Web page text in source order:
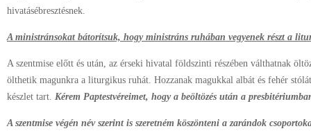
hivatásébresztésnek.
A ministránsokat bátorítsuk, hogy ministráns ruhában vegyenek részt a
A szentmise előtt és után, az érseki hivatal földszinti részében válthatnak
ölthetik magunkra a liturgikus ruhát. Hozzanak magukkal albát és fehér
készlet tart. Kérem Paptestvéreimet, hogy a beöltözés után a
A szentmise végén név szerint is szeretném köszönteni a zarándok